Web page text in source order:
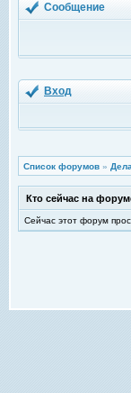
Сообщение
Вход
Список форумов »
Кто сейчас на
Сейчас этот форум